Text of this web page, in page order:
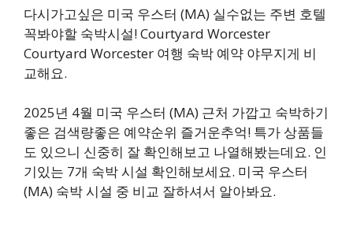
다시가고싶은 미국 우스터 (MA) 실수없는 주변 호텔
꼭봐야할 숙박시설! Courtyard Worcester
Courtyard Worcester 여행 숙박 예약 야무지게 비
교해요.
2025년 4월 미국 우스터 (MA) 근처 가깝고 숙박하기
좋은 검색량좋은 예약순위 즐거운추억! 특가 상품들
도 있으니 신중히 잘 확인해보고 나열해봤는데요. 인
기있는 7개 숙박 시설 확인해보세요. 미국 우스터
(MA) 숙박 시설 중 비교 잘하셔서 알아봐요.